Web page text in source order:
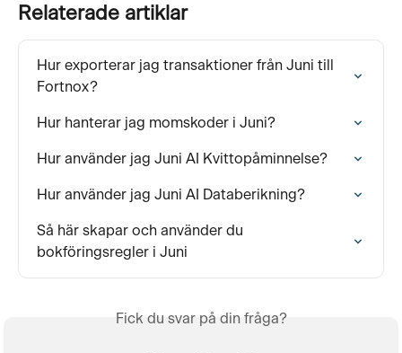
Relaterade artiklar
Hur exporterar jag transaktioner från Juni till
Fortnox?
Hur hanterar jag momskoder i Juni?
Hur använder jag Juni AI Kvittopåminnelse?
Hur använder jag Juni AI Databerikning?
Så här skapar och använder du
bokföringsregler i Juni
Fick du svar på din fråga?